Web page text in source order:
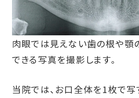
肉眼では見えない歯の根や顎
できる写真を撮影します。
当院では、お口全体を1枚で写